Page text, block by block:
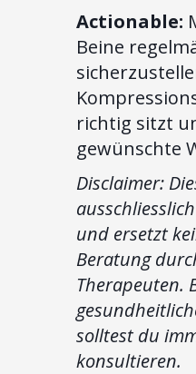
Actionable:
Beine
richtig sitzt
gewünschte
Disclaimer:
und ersetzt
Beratung
Therapeuten.
solltest du
konsultieren.